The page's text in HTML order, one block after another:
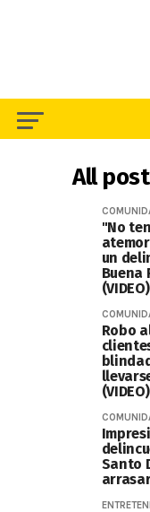
All
"No
un
Buena
(VIDEO)
Robo
(VIDEO)
Santo